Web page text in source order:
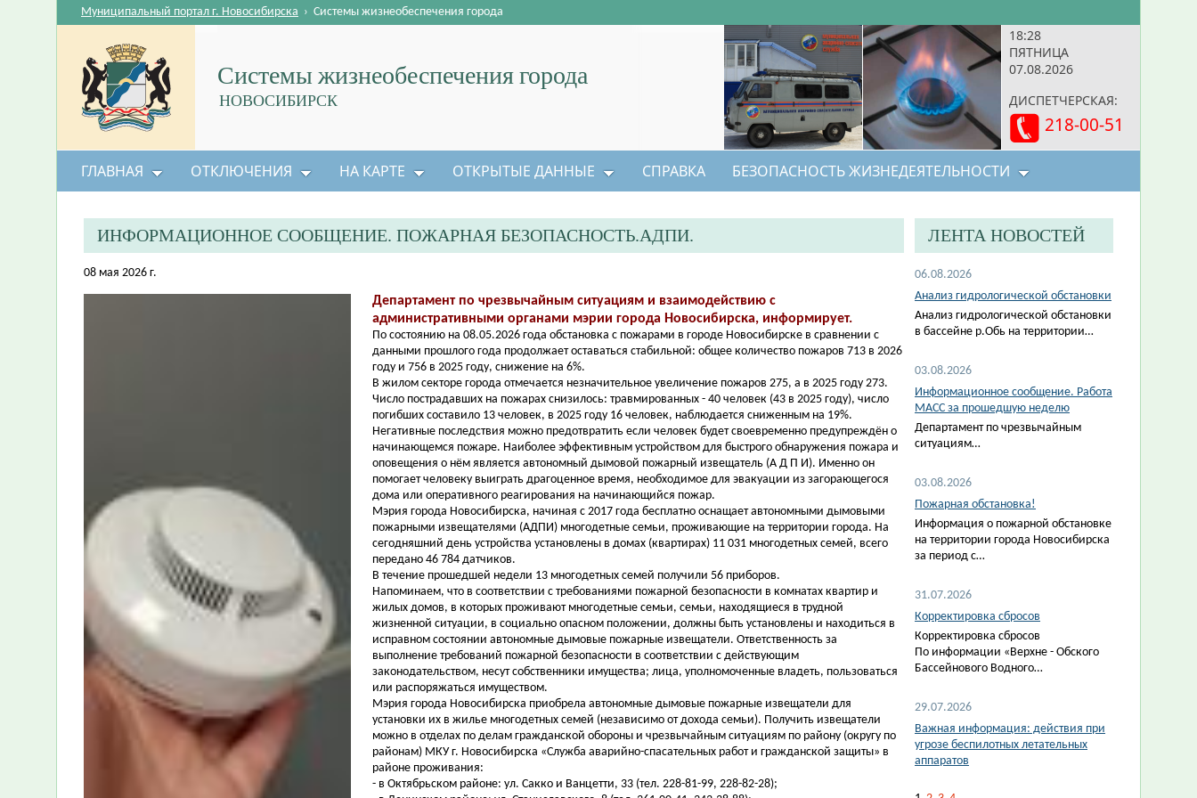
18:28
ПЯТНИЦА
07.08.2026
ДИСПЕТЧЕРСКАЯ:
218-00-51
Системы жизнеобеспечения города
НОВОСИБИРСК
Муниципальный портал г. Новосибирска › Системы жизнеобеспечения города
ГЛАВНАЯ ОТКЛЮЧЕНИЯ НА КАРТЕ ОТКРЫТЫЕ ДАННЫЕ СПРАВКА БЕЗОПАСНОСТЬ ЖИЗНЕДЕЯТЕЛЬНОСТИ
ИНФОРМАЦИОННОЕ СООБЩЕНИЕ. ПОЖАРНАЯ БЕЗОПАСНОСТЬ.АДПИ.
08 мая 2026 г.
Департамент по чрезвычайным ситуациям и взаимодействию с
административными органами мэрии города Новосибирска, информирует.
По состоянию на 08.05.2026 года обстановка с пожарами в городе Новосибирске в сравнении с
данными прошлого года продолжает оставаться стабильной: общее количество пожаров 713 в 2026
году и 756 в 2025 году, снижение на 6%.
В жилом секторе города отмечается незначительное увеличение пожаров 275, а в 2025 году 273.
Число пострадавших на пожарах снизилось: травмированных - 40 человек (43 в 2025 году), число
погибших составило 13 человек, в 2025 году 16 человек, наблюдается сниженным на 19%.
Негативные последствия можно предотвратить если человек будет своевременно предупреждён о
начинающемся пожаре. Наиболее эффективным устройством для быстрого обнаружения пожара и
оповещения о нём является автономный дымовой пожарный извещатель (А Д П И). Именно он
помогает человеку выиграть драгоценное время, необходимое для эвакуации из загорающегося
дома или оперативного реагирования на начинающийся пожар.
Мэрия города Новосибирска, начиная с 2017 года бесплатно оснащает автономными дымовыми
пожарными извещателями (АДПИ) многодетные семьи, проживающие на территории города. На
сегодняшний день устройства установлены в домах (квартирах) 11 031 многодетных семей, всего
передано 46 784 датчиков.
В течение прошедшей недели 13 многодетных семей получили 56 приборов.
Напоминаем, что в соответствии с требованиями пожарной безопасности в комнатах квартир и
жилых домов, в которых проживают многодетные семьи, семьи, находящиеся в трудной
жизненной ситуации, в социально опасном положении, должны быть установлены и находиться в
исправном состоянии автономные дымовые пожарные извещатели. Ответственность за
выполнение требований пожарной безопасности в соответствии с действующим
законодательством, несут собственники имущества; лица, уполномоченные владеть, пользоваться
или распоряжаться имуществом.
Мэрия города Новосибирска приобрела автономные дымовые пожарные извещатели для
установки их в жилье многодетных семей (независимо от дохода семьи). Получить извещатели
можно в отделах по делам гражданской обороны и чрезвычайным ситуациям по району (округу по
районам) МКУ г. Новосибирска «Служба аварийно-спасательных работ и гражданской защиты» в
районе проживания:
- в Октябрьском районе: ул. Сакко и Ванцетти, 33 (тел. 228-81-99, 228-82-28);
ЛЕНТА НОВОСТЕЙ
06.08.2026
Анализ гидрологической обстановки
Анализ гидрологической обстановки
в бассейне р.Обь на территории…
03.08.2026
Информационное сообщение. Работа
МАСС за прошедшую неделю
Департамент по чрезвычайным
ситуациям…
03.08.2026
Пожарная обстановка!
Информация о пожарной обстановке
на территории города Новосибирска
за период с…
31.07.2026
Корректировка сбросов
Корректировка сбросов
По информации «Верхне - Обского
Бассейнового Водного…
29.07.2026
Важная информация: действия при
угрозе беспилотных летательных
аппаратов